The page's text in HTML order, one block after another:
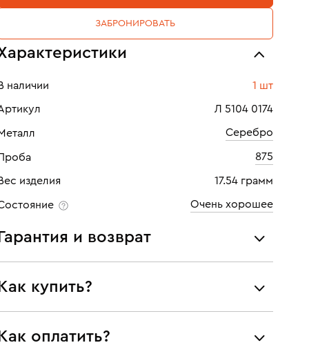
ЗАБРОНИРОВАТЬ
наличии 1 шт
Л 5104 0174
Серебро
875
изделия 17.54 грамм
Очень хорошее
Гарантия и возврат
предоставляем следующие гарантии:
брендовых украшений;
юридической чистоты изделий
Как купить?
Как оплатить?